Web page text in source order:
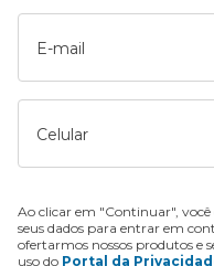
E-mail
Celular
Ao clicar em "Continuar", você
seus dados para entrar em
ofertarmos nossos produtos e
uso do Portal da